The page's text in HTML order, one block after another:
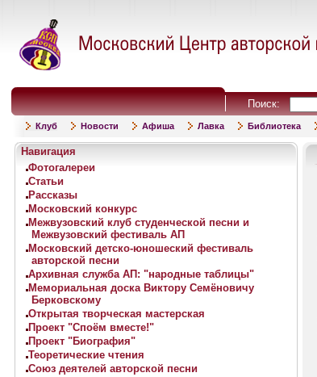
Поиск:
Клуб Новости Афиша Лавка Библиотека
Навигация
Фотогалереи
Статьи
Рассказы
Московский конкурс
Межвузовский клуб студенческой песни и
Межвузовский фестиваль АП
Московский детско-юношеский фестиваль
авторской песни
Архивная служба АП: "народные таблицы"
Мемориальная доска Виктору Семёновичу
Берковскому
Открытая творческая мастерская
Проект "Споём вместе!"
Проект "Биография"
Теоретические чтения
Союз деятелей авторской песни